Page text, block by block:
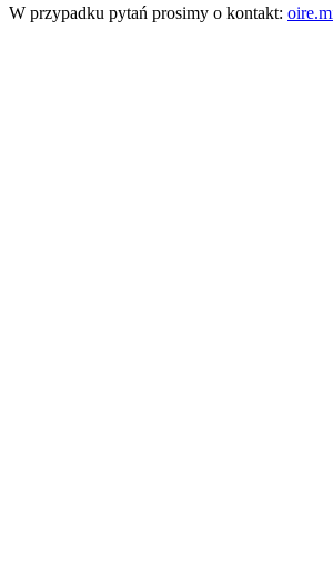
W przypadku pytań prosimy o kontakt: